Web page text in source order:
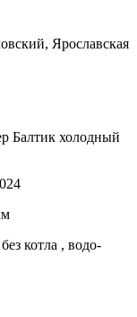
Ярославская
Балтик холодный
котла , водо-